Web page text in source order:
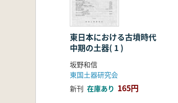
東日本における古墳時代
中期の土器( 1 )
坂野和信
東国土器研究会
新刊 在庫あり 165円